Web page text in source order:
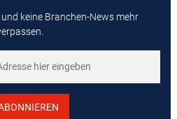
keine Branchen-News mehr